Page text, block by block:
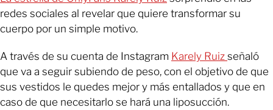
redes sociales al revelar que quiere transformar su
cuerpo por un simple motivo.
A través de su cuenta de Instagram Karely Ruiz señaló
que va a seguir subiendo de peso, con el objetivo de que
sus vestidos le quedes mejor y más entallados y que en
caso de que necesitarlo se hará una liposucción.